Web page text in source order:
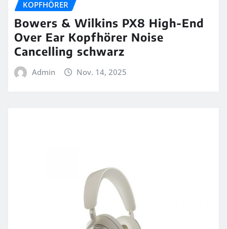
KOPFHÖRER
Bowers & Wilkins PX8 High-End
Over Ear Kopfhörer Noise
Cancelling schwarz
Admin Nov. 14, 2025